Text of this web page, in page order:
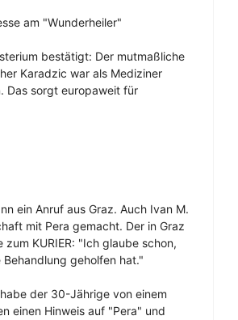
am "Wunderheiler"
bestätigt: Der mutmaßliche
Karadzic war als Mediziner
Das sorgt europaweit für
ein Anruf aus Graz. Auch Ivan M.
mit Pera gemacht. Der in Graz
zum KURIER: "Ich glaube schon,
Behandlung geholfen hat."
der 30-Jährige von einem
einen Hinweis auf "Pera" und